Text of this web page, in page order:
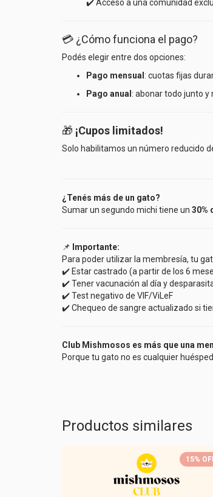
✔️ Acceso a una comunidad
💳 ¿Cómo funciona el pago?
Podés elegir entre dos opciones:
Pago mensual : cuotas fijas
Pago anual : abonar todo junto y
🎁 ¡Cupos limitados!
Solo habilitamos un número reducido
¿Tenés más de un gato?
Sumar un segundo michi tiene un 30%
📌 Importante:
Para poder utilizar la membresía, tu
✔️ Estar castrado (a partir de los 6
✔️ Tener vacunación al día y
✔️ Test negativo de VIF/ViLeF
✔️ Chequeo de sangre actualizado si
Club Mishmosos es más que una
Porque tu gato no es cualquier huésped.
Productos similares
15%